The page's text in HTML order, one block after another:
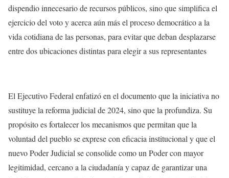
dispendio innecesario de recursos públicos, sino que simplifica el
ejercicio del voto y acerca aún más el proceso democrático a la
vida cotidiana de las personas, para evitar que deban desplazarse
entre dos ubicaciones distintas para elegir a sus representantes
El Ejecutivo Federal enfatizó en el documento que la iniciativa no
sustituye la reforma judicial de 2024, sino que la profundiza. Su
propósito es fortalecer los mecanismos que permitan que la
voluntad del pueblo se exprese con eficacia institucional y que el
nuevo Poder Judicial se consolide como un Poder con mayor
legitimidad, cercano a la ciudadanía y capaz de garantizar una